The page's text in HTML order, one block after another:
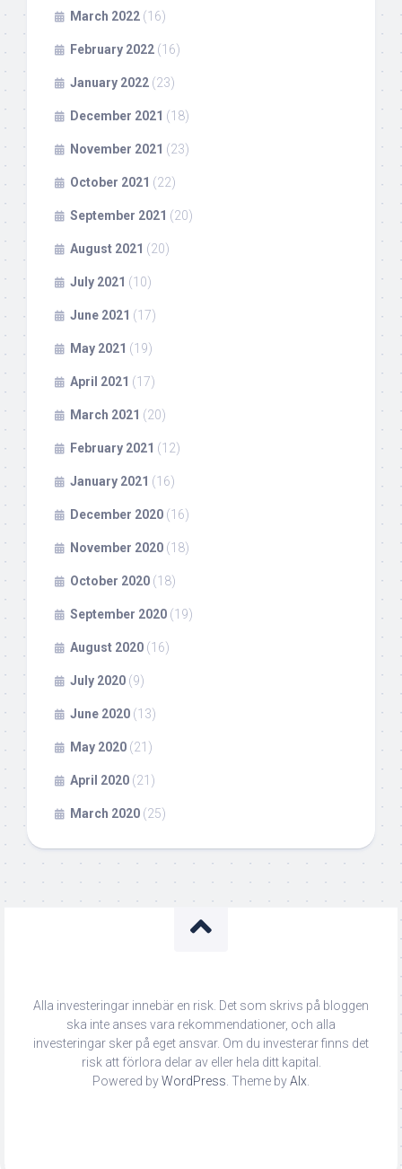
March 2022 (16)
February 2022 (16)
January 2022 (23)
December 2021 (18)
November 2021 (23)
October 2021 (22)
September 2021 (20)
August 2021 (20)
July 2021 (10)
June 2021 (17)
May 2021 (19)
April 2021 (17)
March 2021 (20)
February 2021 (12)
January 2021 (16)
December 2020 (16)
November 2020 (18)
October 2020 (18)
September 2020 (19)
August 2020 (16)
July 2020 (9)
June 2020 (13)
May 2020 (21)
April 2020 (21)
March 2020 (25)
Alla investeringar innebär en risk. Det som skrivs på bloggen
ska inte anses vara rekommendationer, och alla
investeringar sker på eget ansvar. Om du investerar finns det
risk att förlora delar av eller hela ditt kapital.
Powered byWordPress . Theme byAlx